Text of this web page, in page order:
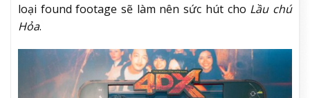
loại found footage sẽ làm nên sức hút cho Lầu chú
Hỏa.